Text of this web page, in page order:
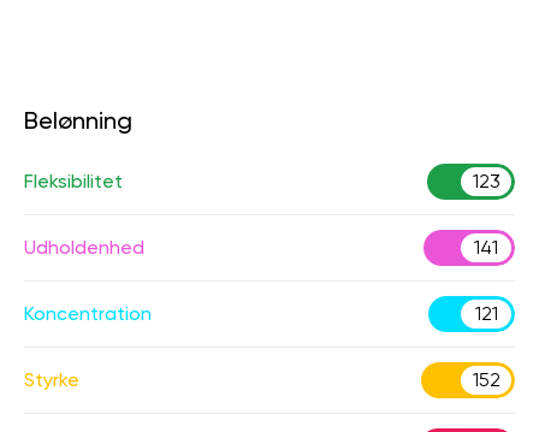
Belønning
Fleksibilitet 123
Udholdenhed 141
Koncentration 121
Styrke 152